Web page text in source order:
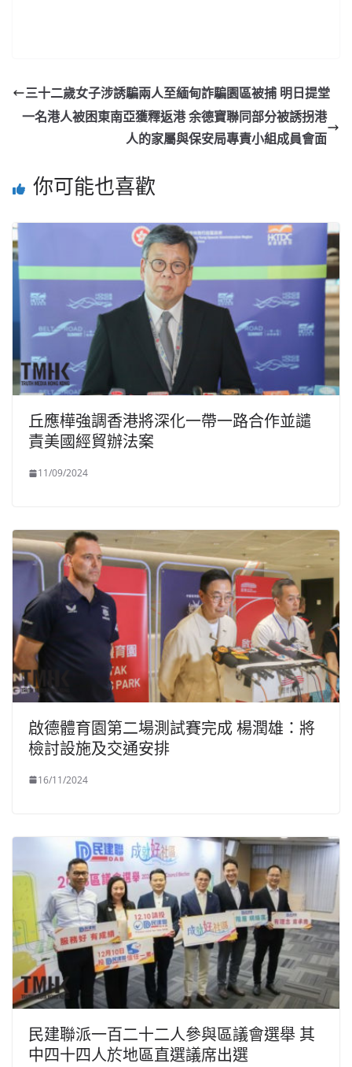
三十二歲女子涉誘騙兩人至緬甸詐騙園區被捕 明日提堂
一名港人被困東南亞獲釋返港 余德寶聯同部分被誘拐港
人的家屬與保安局專責小組成員會面
你可能也喜歡
丘應樺強調香港將深化一帶一路合作並譴
責美國經貿辦法案
11/09/2024
啟德體育園第二場測試賽完成 楊潤雄：將
檢討設施及交通安排
16/11/2024
民建聯派一百二十二人參與區議會選舉 其
中四十四人於地區直選議席出選